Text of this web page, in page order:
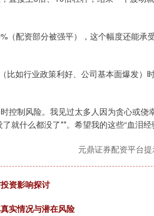
（配资部分被强平），这个幅度还能承
比如行业政策利好、公司基本面爆发）
控制风险。我见过太多人因为贪心或侥
就什么都没了**。希望我的这些“血泪经
元鼎证券配资平台
资影响探讨
实情况与潜在风险